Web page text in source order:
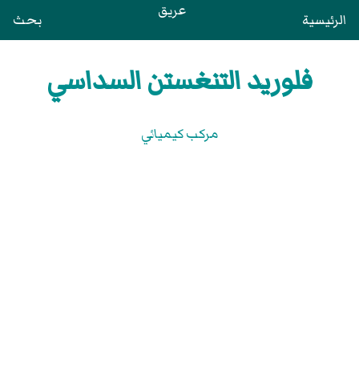
الرئيسية عريق بحث
فلوريد التنغستن السداسي
مركب كيميائي